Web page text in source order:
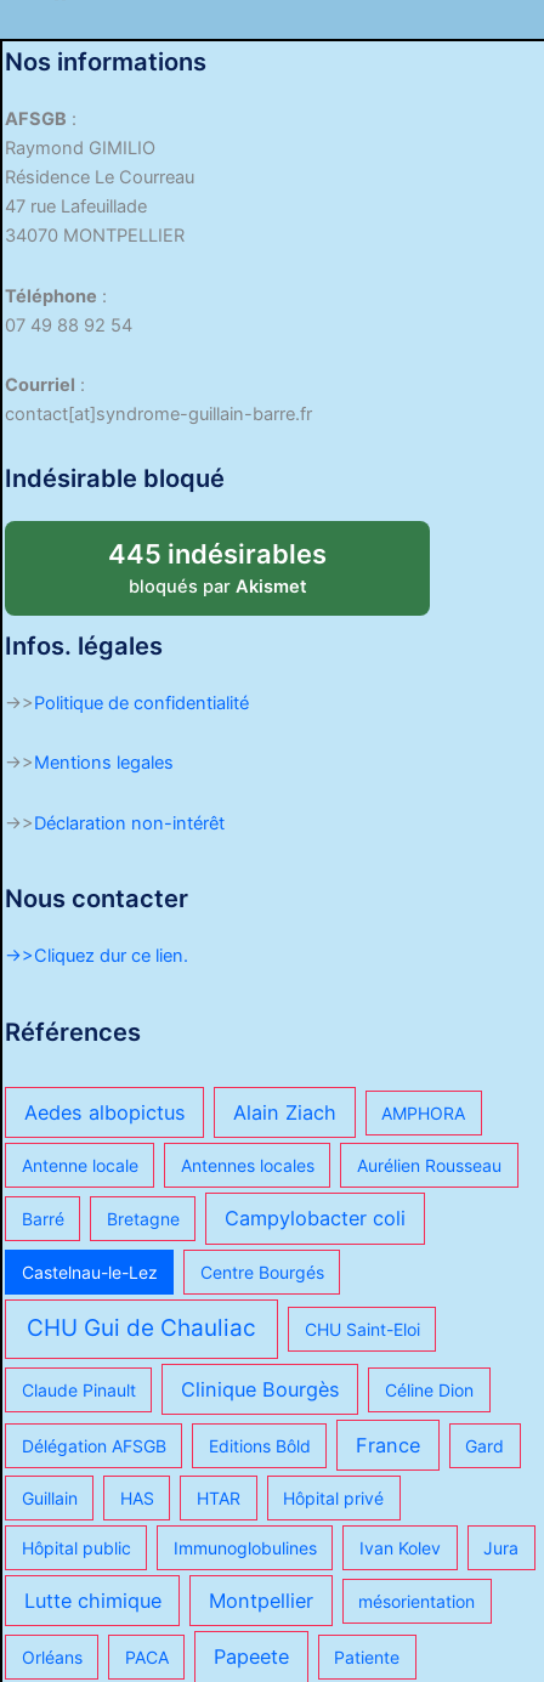
Nos informations
AFSGB :
Raymond GIMILIO
Résidence Le Courreau
47 rue Lafeuillade
34070 MONTPELLIER
Téléphone :
07 49 88 92 54
Courriel :
contact[at]syndrome-guillain-barre.fr
Indésirable bloqué
445 indésirables
bloqués par Akismet
Infos. légales
->>Politique de confidentialité
->>Mentions legales
->>Déclaration non-intérêt
Nous contacter
->>Cliquez dur ce lien.
Références
Aedes albopictus Alain Ziach AMPHORA
Antenne locale Antennes locales Aurélien Rousseau
Barré Bretagne Campylobacter coli
Castelnau-le-Lez Centre Bourgés
CHU Gui de Chauliac CHU Saint-Eloi
Claude Pinault Clinique Bourgès Céline Dion
Délégation AFSGB Editions Bôld France Gard
Guillain HAS HTAR Hôpital privé
Hôpital public Immunoglobulines Ivan Kolev Jura
Lutte chimique Montpellier mésorientation
Orléans PACA Papeete Patiente